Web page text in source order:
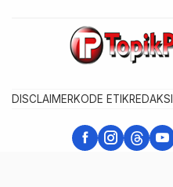
DISCLAIMERKODE ETIKREDAKSI